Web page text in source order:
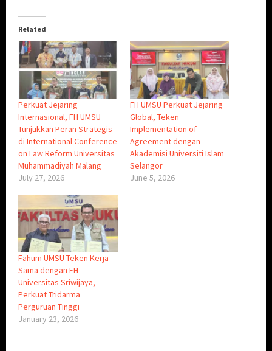
Related
Perkuat Jejaring
Internasional, FH UMSU
Tunjukkan Peran Strategis
di International Conference
on Law Reform Universitas
Muhammadiyah Malang
July 27, 2026
FH UMSU Perkuat Jejaring
Global, Teken
Implementation of
Agreement dengan
Akademisi Universiti Islam
Selangor
June 5, 2026
Fahum UMSU Teken Kerja
Sama dengan FH
Universitas Sriwijaya,
Perkuat Tridarma
Perguruan Tinggi
January 23, 2026